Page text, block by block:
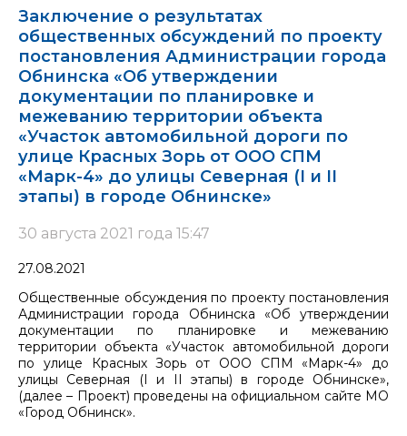
Заключение о результатах
общественных обсуждений по проекту
постановления Администрации города
Обнинска «Об утверждении
документации по планировке и
межеванию территории объекта
«Участок автомобильной дороги по
улице Красных Зорь от ООО СПМ
«Марк-4» до улицы Северная (I и II
этапы) в городе Обнинске»
30 августа 2021 года 15:47
27.08.2021
Общественные обсуждения по проекту постановления
Администрации города Обнинска «Об утверждении
документации по планировке и межеванию
территории объекта «Участок автомобильной дороги
по улице Красных Зорь от ООО СПМ «Марк-4» до
улицы Северная (I и II этапы) в городе Обнинске»,
(далее – Проект) проведены на официальном сайте МО
«Город Обнинск».